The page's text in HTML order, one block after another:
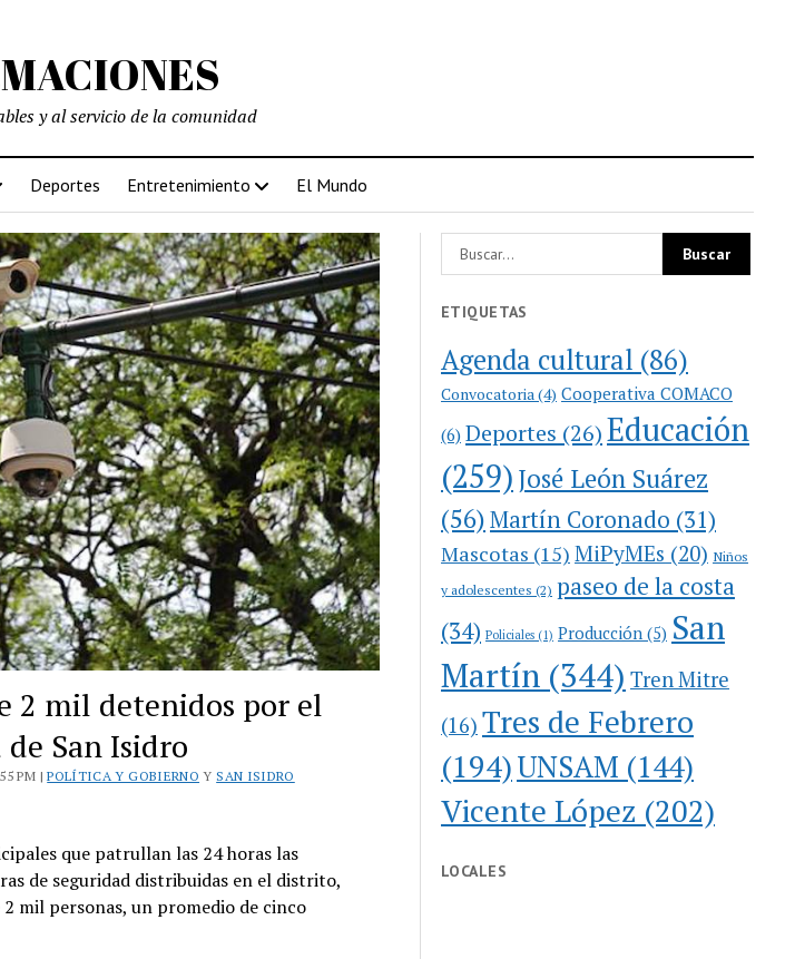
y al servicio de la comunidad
Deportes Entretenimiento El Mundo
2 mil detenidos por el
San Isidro
PM |POLÍTICA Y GOBIERNO Y SAN ISIDRO
que patrullan las 24 horas las
de seguridad distribuidas en el distrito,
mil personas, un promedio de cinco
ETIQUETAS
Agenda cultural (86)
Convocatoria (4) Cooperativa COMACO
(6) Deportes (26)Educación
(259)José León Suárez
(56)Martín Coronado (31)
Mascotas (15) MiPyMEs (20) Niños
y adolescentes (2) paseo de la costa
(34) Policiales (1) Producción (5) San
Martín (344) Tren Mitre
(16) Tres de Febrero
(194)UNSAM (144)
Vicente López (202)
LOCALES